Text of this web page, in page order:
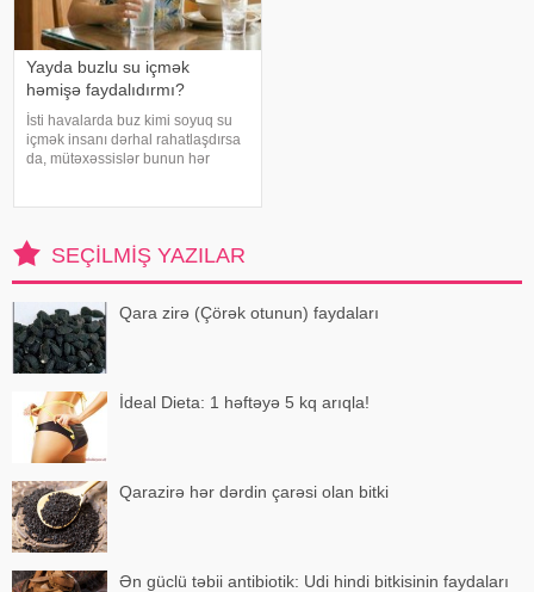
Yayda buzlu su içmək
həmişə faydalıdırmı?
İsti havalarda buz kimi soyuq su
içmək insanı dərhal rahatlaşdırsa
da, mütəxəssislər bunun hər
SEÇILMIŞ YAZILAR
Qara zirə (Çörək otunun) faydaları
İdeal Dieta: 1 həftəyə 5 kq arıqla!
Qarazirə hər dərdin çarəsi olan bitki
Ən güclü təbii antibiotik: Udi hindi bitkisinin faydaları